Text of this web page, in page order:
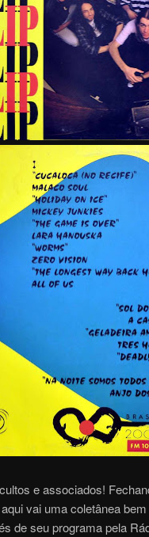
e associados!
vai uma coletânea
de seu programa pela